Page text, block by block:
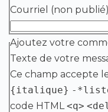
Courriel (non publié)
Ajoutez votre
Texte de votre
Ce champ accepte
{italique} -
code HTML<q>